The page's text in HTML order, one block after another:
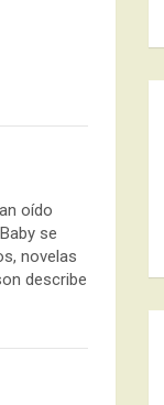
oído
se
novelas
describe